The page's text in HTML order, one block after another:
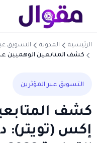
الرئيسية المدونة
التسويق
كشف المتابعين الوهميين
التسويق عبر المؤثرين
كشف
إكس (تويتر):